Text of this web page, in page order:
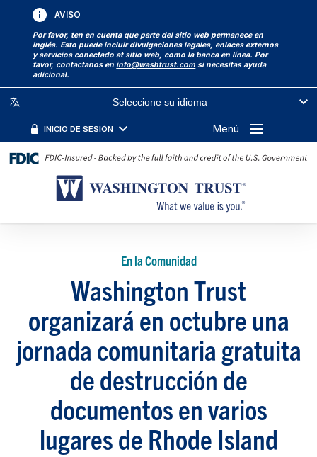
AVISO
Por favor, ten en cuenta que parte del sitio web permanece en
inglés. Esto puede incluir divulgaciones legales, enlaces externos
y servicios conectado at sitio web, como la banca en línea. Por
favor, contactanos eninfo@washtrust.com si necesitas ayuda
adicional.
Seleccione su idioma
INICIO DE SESIÓN Menú
En la Comunidad
Washington Trust
organizará en octubre una
jornada comunitaria gratuita
de destrucción de
documentos en varios
lugares de Rhode Island